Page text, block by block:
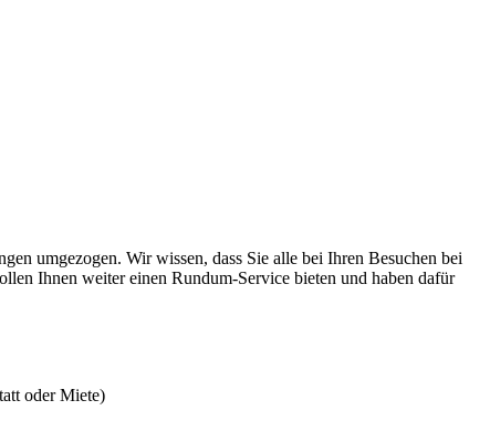
umgezogen. Wir wissen, dass Sie alle bei Ihren Besuchen bei
Ihnen weiter einen Rundum-Service bieten und haben dafür
oder Miete)